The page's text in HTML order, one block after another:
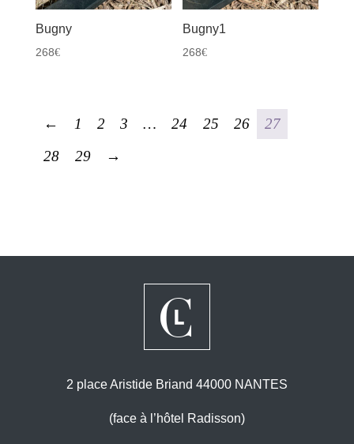
Bugny
268€
Bugny1
268€
← 1 2 3 … 24 25 26
27
28
29 →
2 place Aristide Briand 44000 NANTES
(face à l’hôtel Radisson)